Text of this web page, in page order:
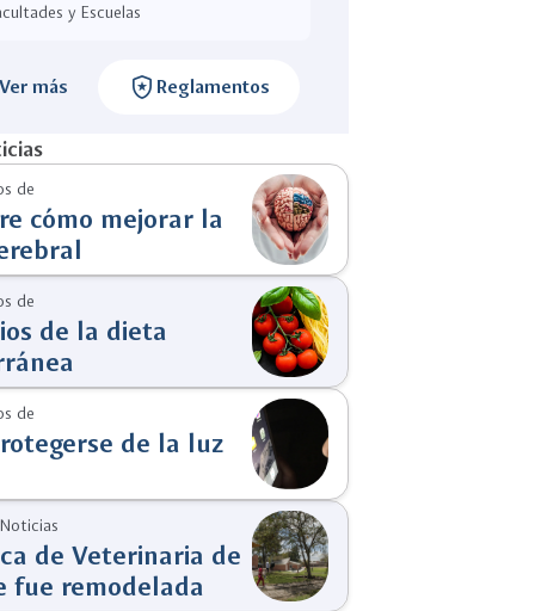
y Escuelas
Ver más local_police Reglamentos
de
cómo mejorar la
de
de la dieta
de
de la luz
de Veterinaria de
fue remodelada